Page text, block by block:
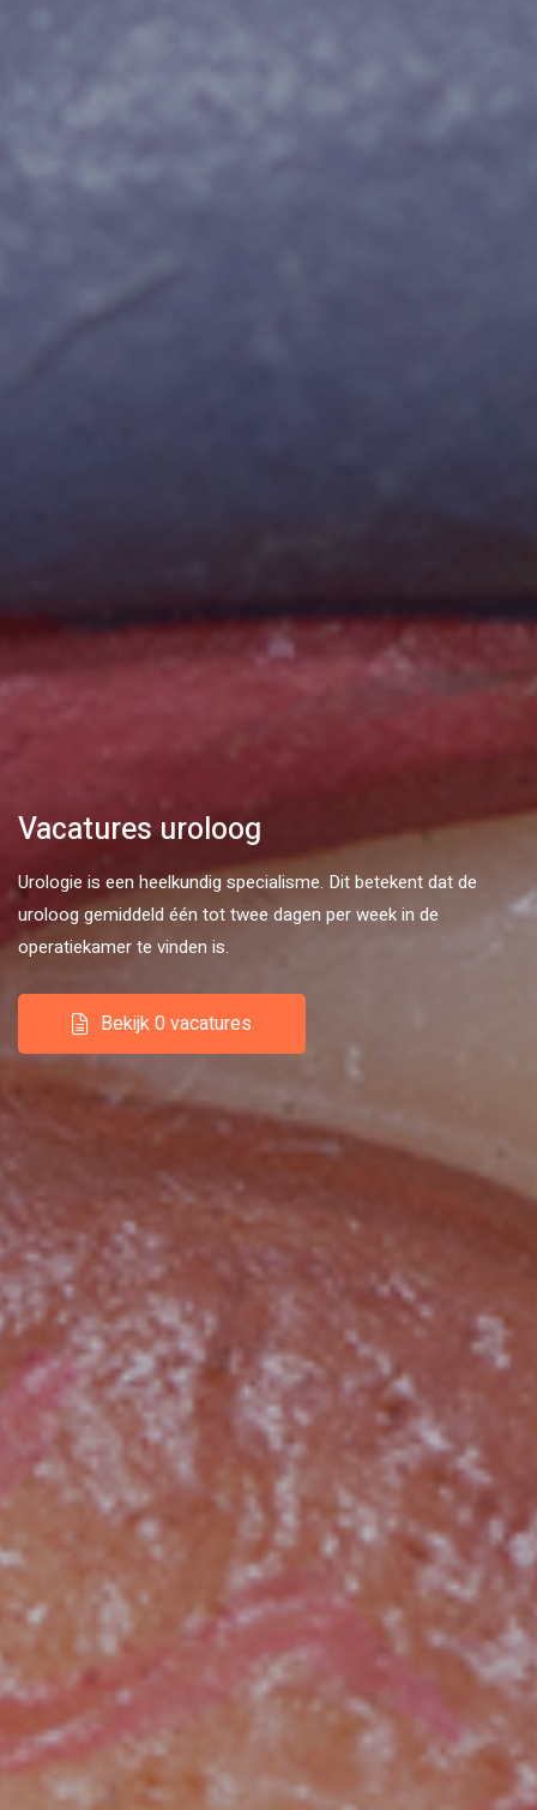
Vacatures uroloog
Urologie is een heelkundig specialisme. Dit betekent dat de
uroloog gemiddeld één tot twee dagen per week in de
operatiekamer te vinden is.
Bekijk 0 vacatures